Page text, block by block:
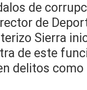
de
de
Sierra
de este
delitos como